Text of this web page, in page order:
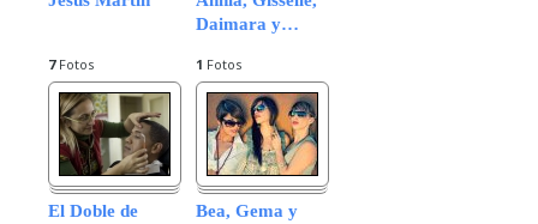
7Fotos
Daimara y…
1 Fotos
El Doble de
Bea, Gema y